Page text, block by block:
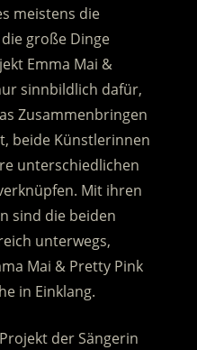
meistens die
große Dinge
Emma Mai &
sinnbildlich dafür,
Zusammenbringen
beide Künstlerinnen
unterschiedlichen
Mit ihren
sind die beiden
unterwegs,
Mai & Pretty Pink
in Einklang.
der Sängerin